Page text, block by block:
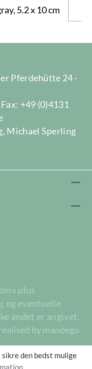
5.2 x 10 cm
Pferdehütte 24 ·
+49 (0)4131
Michael Sperling
plus
og eventuelle
andet er angivet.
by mandego
den bedst mulige